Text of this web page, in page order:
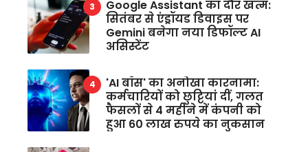
Google Assistant का दौर खत्म:
सितंबर से एंड्रॉयड डिवाइस पर
Gemini बनेगा नया डिफॉल्ट AI
असिस्टेंट
'AI बॉस' का अनोखा कारनामा:
कर्मचारियों को छुट्टियां दीं, गलत
फैसलों से 4 महीने में कंपनी को
हुआ 60 लाख रुपये का नुकसान